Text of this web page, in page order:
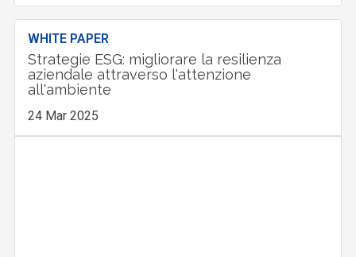
WHITE PAPER
Strategie ESG: migliorare la resilienza
aziendale attraverso l'attenzione
all'ambiente
24 Mar 2025